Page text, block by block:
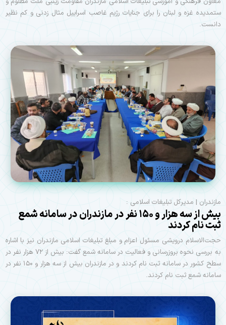
ستمدیده غزه و لبنان را برای جنایات رژیم غاصب اسراییل مثال زدنی و کم نظیر
دانست.
مازندران | مدیرکل تبلیغات اسلامی :
بیش از سه هزار و ۱۵۰ نفر در مازندران در سامانه شمع
ثبت نام کردند
حجت‌الاسلام درویشی مسئول اعزام و مبلغ تبلیغات اسلامی مازندران نیز با اشاره
به بررسی نحوه بروزرسانی و فعالیت در سامانه شمع گفت: بیش از ۷۲ هزار نفر در
سطح کشور در سامانه ثبت نام کردند و در مازندران بیش از سه هزار و ۱۵۰ نفر در
سامانه شمع ثبت نام کردند.